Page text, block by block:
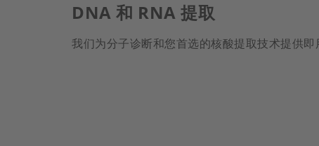
DNA 和 RNA 提取
我们为分子诊断和您首选的核酸提取技术提供即